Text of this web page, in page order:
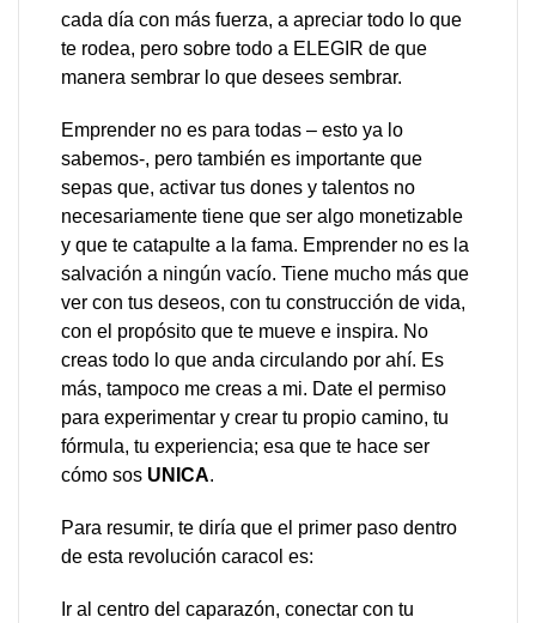
cada día con más fuerza, a apreciar todo lo que
te rodea, pero sobre todo a ELEGIR de que
manera sembrar lo que desees sembrar.
Emprender no es para todas – esto ya lo
sabemos-, pero también es importante que
sepas que, activar tus dones y talentos no
necesariamente tiene que ser algo monetizable
y que te catapulte a la fama. Emprender no es la
salvación a ningún vacío. Tiene mucho más que
ver con tus deseos, con tu construcción de vida,
con el propósito que te mueve e inspira. No
creas todo lo que anda circulando por ahí. Es
más, tampoco me creas a mi. Date el permiso
para experimentar y crear tu propio camino, tu
fórmula, tu experiencia; esa que te hace ser
cómo sos UNICA.
Para resumir, te diría que el primer paso dentro
de esta revolución caracol es:
Ir al centro del caparazón, conectar con tu